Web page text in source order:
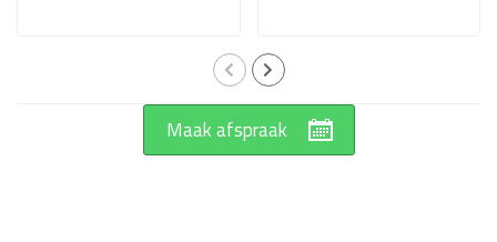
Maak afspraak